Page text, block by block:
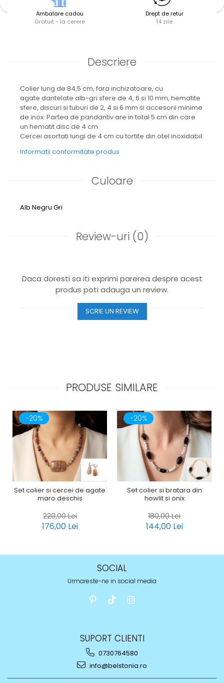
Ambalare cadou
Gratuit - la cerere
Drept de retur
14 zile
Descriere
Colier lung de 84,5 cm, fara inchizatoare, cu
agate dantelate alb-gri sfere de 4, 6 si 10 mm, hematite
sfere, discuri si tuburi de 2, 4 si 6 mm si accesorii minime
de inox. Partea de pandantiv are in total 5 cm din care
un hematit disc de 4 cm.
Cercei asortati lungi de 4 cm cu tortite din otel inoxidabil.
Informatii conformitate produs
Culoare
Alb Negru Gri
Review-uri (0)
Daca doresti sa iti exprimi parerea despre acest
produs poti adauga un review.
SCRIE UN REVIEW
PRODUSE SIMILARE
-20%
Set colier si cercei de agate
maro deschis
220,00 Lei
176,00 Lei
-20%
Set colier si bratara din
howlit si onix
180,00 Lei
144,00 Lei
SOCIAL
Urmareste-ne in social media
SUPORT CLIENTI
0730764580
info@belstonia.ro